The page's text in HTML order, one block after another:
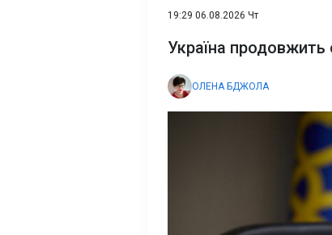
19:29 06.08.2026 Чт
Україна
ОЛЕНА БДЖОЛА